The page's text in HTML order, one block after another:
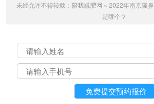
未经允许不得转载： 陪我减肥网 » 2022年南京隆
是哪个？